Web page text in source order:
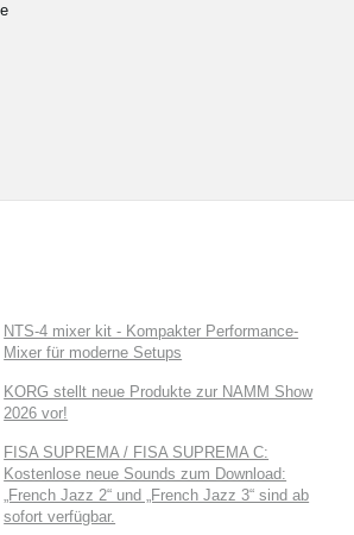
NTS-4 mixer kit - Kompakter Performance-
Mixer für moderne Setups
KORG stellt neue Produkte zur NAMM Show
2026 vor!
FISA SUPREMA / FISA SUPREMA C:
Kostenlose neue Sounds zum Download:
„French Jazz 2“ und „French Jazz 3“ sind ab
sofort verfügbar.